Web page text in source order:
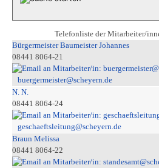
Telefonliste der Mitarbeiter/
Bürgermeister Baumeister Johannes
08441 8064-21
buergermeister@scheyern.de
N. N.
08441 8064-24
geschaeftsleitung@scheyern.de
Braun Melissa
08441 8064-22